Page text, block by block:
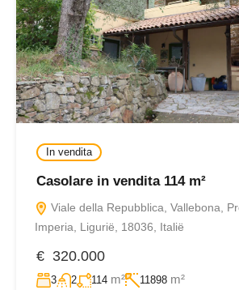
In vendita
Casolare in vendita 114 m²
Viale della Repubblica, Vallebona,
Imperia, Ligurië, 18036, Italië
€ 320.000
3 2 114 m² 11898 m²